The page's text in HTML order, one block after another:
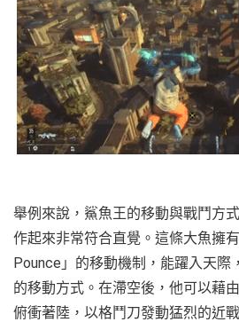
舉例來說，鯊魚王的移動與戰鬥方
作起來非常符合直覺。這條大魚擁
Pounce」的移動機制，能躍入天際
的移動方式。在滯空後，他可以藉
俯衝著陸，以格鬥刀發動猛烈的近